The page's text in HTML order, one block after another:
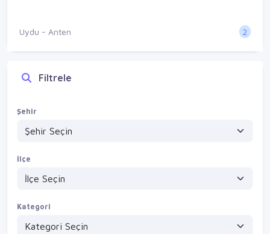
Uydu - Anten 2
Filtrele
Şehir
İlçe
Kategori